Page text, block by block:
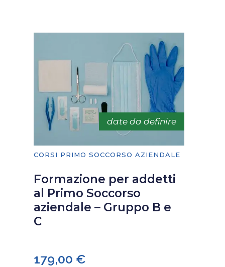
date da definire
CORSI PRIMO SOCCORSO AZIENDALE
Formazione per addetti
al Primo Soccorso
aziendale – Gruppo B e
C
179,00 €